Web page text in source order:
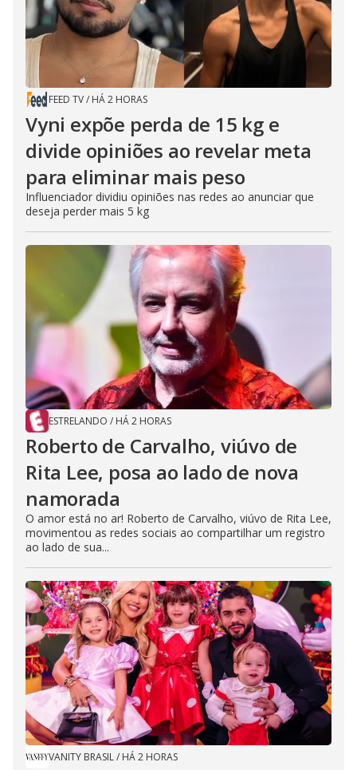
FEED TV/ HÁ 2 HORAS
Vyni expõe perda de 15 kg e
divide opiniões ao revelar meta
para eliminar mais peso
Influenciador dividiu opiniões nas redes ao anunciar que
deseja perder mais 5 kg
ESTRELANDO / HÁ 2 HORAS
Roberto de Carvalho, viúvo de
Rita Lee, posa ao lado de nova
namorada
O amor está no ar! Roberto de Carvalho, viúvo de Rita Lee,
movimentou as redes sociais ao compartilhar um registro
ao lado de sua...
VANITY BRASIL/ HÁ 2 HORAS